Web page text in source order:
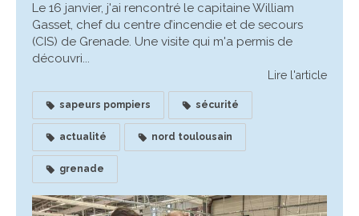
Le 16 janvier, j'ai rencontré le capitaine William
Gasset, chef du centre d’incendie et de secours
(CIS) de Grenade. Une visite qui m'a permis de
découvri...
Lire l'article
sapeurs pompiers sécurité
actualité nord toulousain
grenade